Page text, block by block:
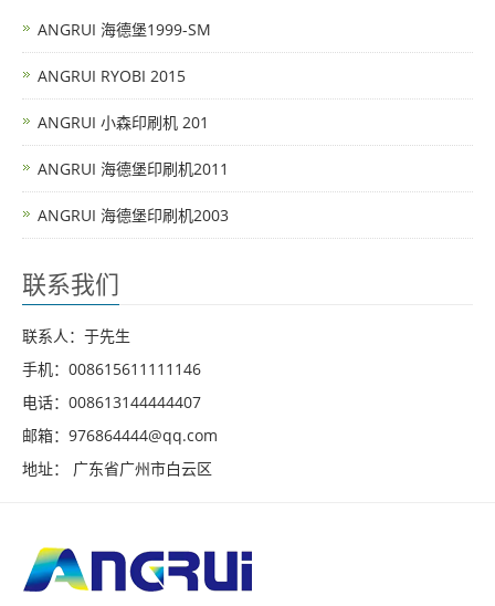
ANGRUI 海德堡1999-SM
ANGRUI RYOBI 2015
ANGRUI 小森印刷机 201
ANGRUI 海德堡印刷机2011
ANGRUI 海德堡印刷机2003
联系我们
联系人：于先生
手机：008615611111146
电话：008613144444407
邮箱：976864444@qq.com
地址： 广东省广州市白云区